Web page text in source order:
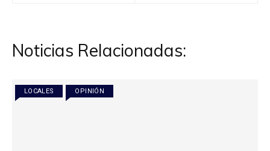
Noticias Relacionadas:
LOCALES OPINIÓN